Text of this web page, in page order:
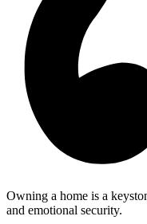
Owning a home is a
and emotional security.